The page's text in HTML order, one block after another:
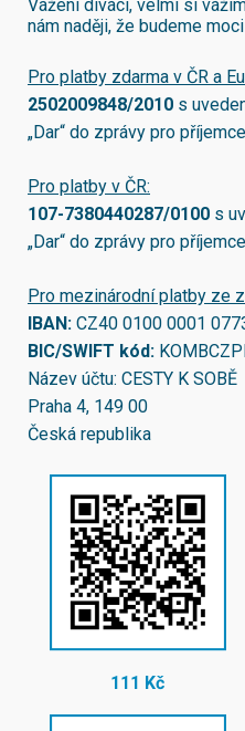
Vážení diváci, velmi si
nám naději, že budeme
Pro platby zdarma v ČR a
2502009848/2010 s
„Dar“ do zprávy pro
Pro platby v ČR:
107-7380440287/0100 s
„Dar“ do zprávy pro
Pro mezinárodní platby ze
IBAN: CZ40 0100 0001
BIC/SWIFT kód:
Název účtu: CESTY K SOBĚ
Praha 4, 149 00
Česká republika
111 Kč